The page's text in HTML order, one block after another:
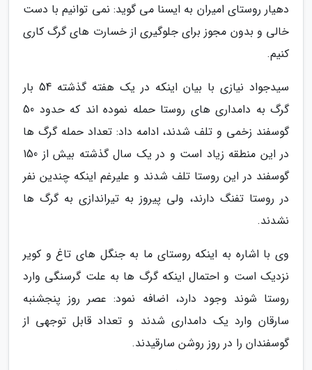
دهیار روستای امیران به ایسنا می گوید: نمی توانیم با دست
خالی و بدون مجوز برای جلوگیری از خسارت های گرگ کاری
کنیم.
سیدجواد نیازی با بیان اینکه در یک هفته گذشته 54 بار
گرگ به دامداری های روستا حمله نموده اند که حدود 50
گوسفند زخمی و تلف شدند، ادامه داد: تعداد حمله گرگ ها
در این منطقه زیاد است و در یک سال گذشته بیش از 150
گوسفند در این روستا تلف شدند و علیرغم اینکه چندین نفر
در روستا تفنگ دارند، ولی پیروز به تیراندازی به گرگ ها
نشدند.
وی با اشاره به اینکه روستای ما به جنگل های تاغ و کویر
نزدیک است و احتمال اینکه گرگ ها به علت گرسنگی وارد
روستا شوند وجود دارد، اضافه نمود: عصر روز پنجشنبه
سارقان وارد یک دامداری شدند و تعداد قابل توجهی از
گوسفندان را در روز روشن سارقیدند.